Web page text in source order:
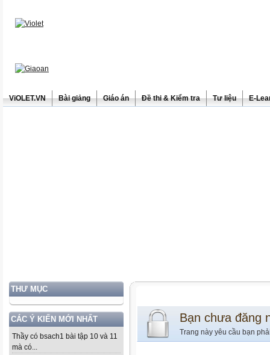
ViOLET.VN Bài giảng Giáo án Đề thi & Kiểm tra Tư liệu E-
THƯ MỤC
CÁC Ý KIẾN MỚI NHẤT
Thầy có bsach1 bài tập 10 và 11
mà có...
Bạn chưa đăng
Trang này yêu cầu bạn